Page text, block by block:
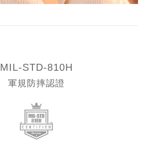
MIL-STD-810H
軍規防摔認證